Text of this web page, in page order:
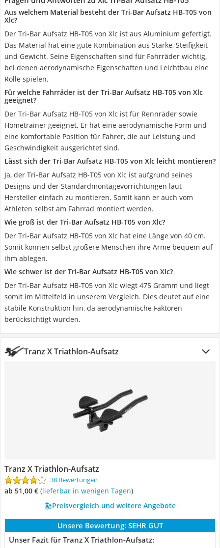
Aus welchem Material besteht der Tri-Bar Aufsatz HB-T05 von
Xlc?
Der Tri-Bar Aufsatz HB-T05 von Xlc ist aus Aluminium gefertigt.
Das Material hat eine gute Kombination aus Stärke, Steifigkeit
und Gewicht. Seine Eigenschaften sind für Fahrräder wichtig,
bei denen aerodynamische Eigenschaften und Leichtbau eine
Rolle spielen.
Für welche Fahrräder ist der Tri-Bar Aufsatz HB-T05 von Xlc
geeignet?
Der Tri-Bar Aufsatz HB-T05 von Xlc ist für Rennräder sowie
Hometrainer geeignet. Er hat eine aerodynamische Form und
eine komfortable Position für Fahrer, die auf Leistung und
Geschwindigkeit ausgerichtet sind.
Lässt sich der Tri-Bar Aufsatz HB-T05 von Xlc leicht montieren?
Ja, der Tri-Bar Aufsatz HB-T05 von Xlc ist aufgrund seines
Designs und der Standardmontagevorrichtungen laut
Hersteller einfach zu montieren. Somit kann er auch vom
Athleten selbst am Fahrrad montiert werden.
Wie groß ist der Tri-Bar Aufsatz HB-T05 von Xlc?
Der Tri-Bar Aufsatz HB-T05 von Xlc hat eine Länge von 40 cm.
Somit können selbst größere Menschen ihre Arme bequem auf
ihm ablegen.
Wie schwer ist der Tri-Bar Aufsatz HB-T05 von Xlc?
Der Tri-Bar Aufsatz HB-T05 von Xlc wiegt 475 Gramm und liegt
somit im Mittelfeld in unserem Vergleich. Dies deutet auf eine
stabile Konstruktion hin, da aerodynamische Faktoren
berücksichtigt wurden.
Tranz X Triathlon-Aufsatz
Tranz X Triathlon-Aufsatz
38 Bewertungen
ab 51,00 € ( Lieferbar in wenigen Tagen)
Preisvergleich und weitere Angebote
Unsere Bewertung: SEHR GUT
Unser Fazit für Tranz X Triathlon-Aufsatz: